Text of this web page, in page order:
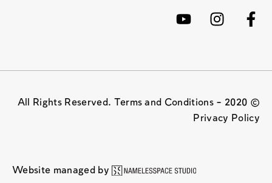
© 2020 All Rights Reserved. Terms and Conditions –
Privacy Policy
Website managed by